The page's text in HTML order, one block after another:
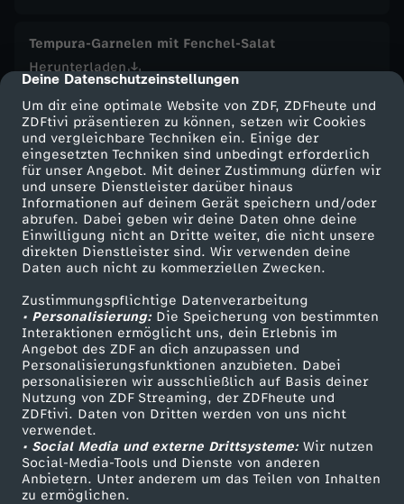
cmp-dialog-description
Deine Datenschutzeinstellungen
Um dir eine optimale Website von ZDF, ZDFheute und
ZDFtivi präsentieren zu können, setzen wir Cookies
und vergleichbare Techniken ein. Einige der
eingesetzten Techniken sind unbedingt erforderlich
für unser Angebot. Mit deiner Zustimmung dürfen wir
und unsere Dienstleister darüber hinaus
Informationen auf deinem Gerät speichern und/oder
abrufen. Dabei geben wir deine Daten ohne deine
Einwilligung nicht an Dritte weiter, die nicht unsere
direkten Dienstleister sind. Wir verwenden deine
Daten auch nicht zu kommerziellen Zwecken.
Zustimmungspflichtige Datenverarbeitung
• Personalisierung:Die Speicherung von bestimmten
Interaktionen ermöglicht uns, dein Erlebnis im
Angebot des ZDF an dich anzupassen und
Personalisierungsfunktionen anzubieten. Dabei
personalisieren wir ausschließlich auf Basis deiner
Nutzung von ZDF Streaming, der ZDFheute und
ZDFtivi. Daten von Dritten werden von uns nicht
verwendet.
• Social Media und externe Drittsysteme:Wir nutzen
Social-Media-Tools und Dienste von anderen
Anbietern. Unter anderem um das Teilen von Inhalten
zu ermöglichen.
Tempura-Garnelen mit Fenchel-Salat
Herunterladen
87 KB (PDF)
Briouats mit Hähnchenfüllung
Herunterladen
16 KB (PDF)
Grünkohl-Gemüsesuppe mit Grünkohlchips
Herunterladen
63 KB (PDF)
Selbstgemachtes Knäckebrot
Herunterladen
191 KB (PDF)
Kaffeevariationen von Alessandro Metafune
Herunterladen
99 KB (PDF)
Linsen-Bowl mit gebackener Rote Bete